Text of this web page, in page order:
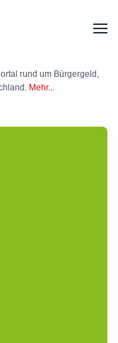
rund um Bürgergeld,
Mehr...